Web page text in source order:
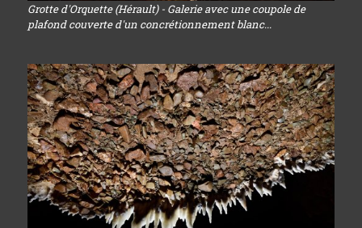
Grotte d'Orquette (Hérault) - Galerie avec une coupole de
plafond couverte d'un concrétionnement blanc...